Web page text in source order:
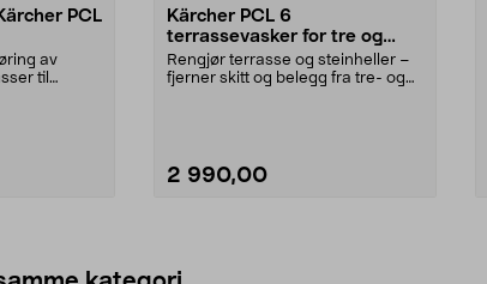
PCL
av
til
Kärcher PCL 6
terrassevasker for tre og
stein
Rengjør terrasse og steinheller –
fjerner skitt og belegg fra tre- og
2 990,00